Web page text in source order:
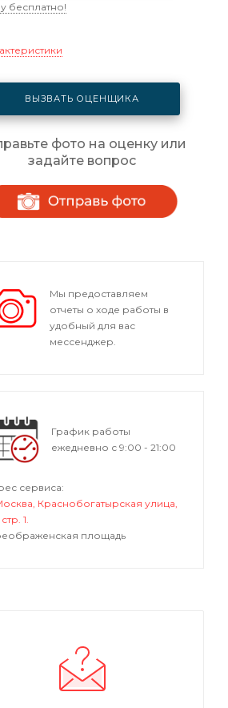
бесплатно!
ВЫЗВАТЬ ОЦЕНЩИКА
фото на оценку или
задайте вопрос
Мы предоставляем
отчеты о ходе работы в
удобный для вас
мессенджер.
График работы
ежедневно с 9:00 - 21:00
сервиса:
Краснобогатырская улица,
1.
площадь